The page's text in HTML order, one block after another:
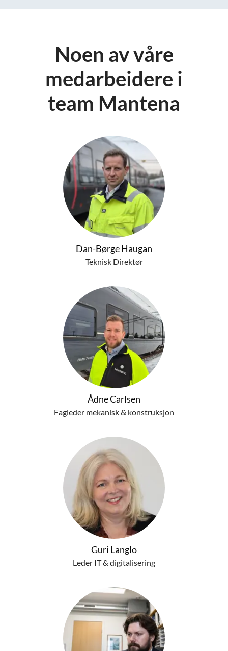
Noen av våre
medarbeidere i
team Mantena
Dan-Børge Haugan
Teknisk Direktør
Ådne Carlsen
Fagleder mekanisk & konstruksjon
Guri Langlo
Leder IT & digitalisering